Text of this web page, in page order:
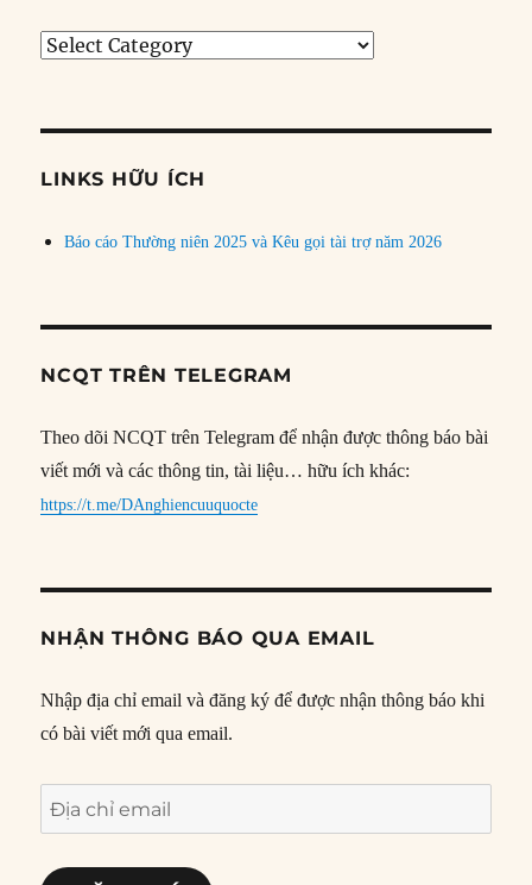
Tìm
đề
LINKS HỮU ÍCH
Báo cáo Thường niên 2025 và Kêu gọi tài trợ năm 2026
NCQT TRÊN TELEGRAM
Theo dõi NCQT trên Telegram để nhận được thông báo bài
viết mới và các thông tin, tài liệu… hữu ích khác:
https://t.me/DAnghiencuuquocte
NHẬN THÔNG BÁO QUA EMAIL
Nhập địa chỉ email và đăng ký để được nhận thông báo khi
có bài viết mới qua email.
Địa
chỉ
email